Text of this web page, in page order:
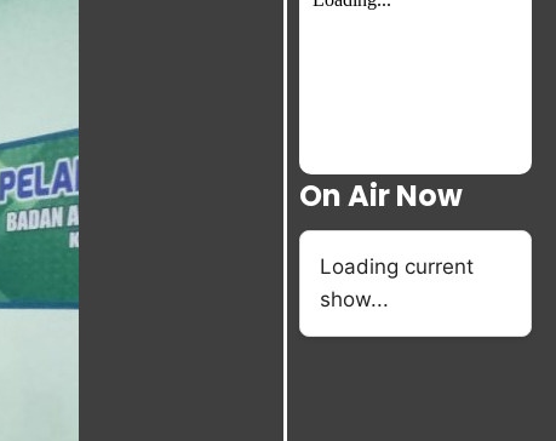
On Air Now
Loading current
show...